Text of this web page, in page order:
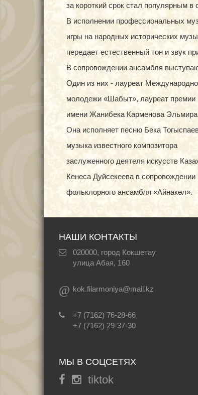
за короткий срок стал популярным в
В исполнении профессиональных
игры на народных исторических
передает естественный тон и звук
В сопровождении ансамбля
Один из них - лауреат
молодежи «Шабыт», лауреат премии
имени Жанибека Карменова
Она исполняет песню Бека
музыка известного композитора
заслуженного деятеля искусств
Кенеса Дуйсекеева в сопровождении
фольклорного ансамбля «Айнакөл».
НАШИ КОНТАКТЫ
020000, город Кокшетау
улица Абая, 160
@ kok.filarmoniya@mail.kz
+7 (7162) 76-28-66
+7 (7162) 29-37-30
МЫ В СОЦСЕТЯХ
tiktok